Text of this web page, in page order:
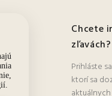
Chcete
zľavách?
Prihláste
ktorí sa